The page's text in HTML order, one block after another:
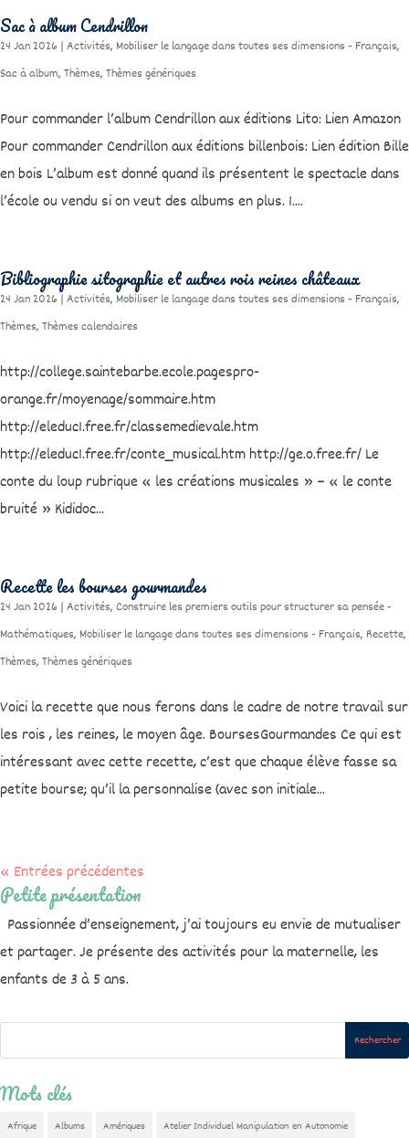
Sac à album Cendrillon
24 Jan 2026 | Activités, Mobiliser le langage dans toutes ses dimensions - Français,
Sac à album, Thèmes, Thèmes génériques
Pour commander l’album Cendrillon aux éditions Lito: Lien Amazon
Pour commander Cendrillon aux éditions billenbois: Lien édition Bille
en bois L’album est donné quand ils présentent le spectacle dans
l’école ou vendu si on veut des albums en plus. 1....
Bibliographie sitographie et autres rois reines châteaux
24 Jan 2026 | Activités, Mobiliser le langage dans toutes ses dimensions - Français,
Thèmes, Thèmes calendaires
http://college.saintebarbe.ecole.pagespro-
orange.fr/moyenage/sommaire.htm
http://eleduc1.free.fr/classemedievale.htm
http://eleduc1.free.fr/conte_musical.htm http://ge.o.free.fr/ Le
conte du loup rubrique « les créations musicales » – « le conte
bruité » Kididoc...
Recette les bourses gourmandes
24 Jan 2026 | Activités, Construire les premiers outils pour structurer sa pensée -
Mathématiques, Mobiliser le langage dans toutes ses dimensions - Français, Recette,
Thèmes, Thèmes génériques
Voici la recette que nous ferons dans le cadre de notre travail sur
les rois , les reines, le moyen âge. BoursesGourmandes Ce qui est
intéressant avec cette recette, c’est que chaque élève fasse sa
petite bourse; qu’il la personnalise (avec son initiale...
« Entrées précédentes
Petite présentation
Passionnée d’enseignement, j’ai toujours eu envie de mutualiser
et partager. Je présente des activités pour la maternelle, les
enfants de 3 à 5 ans.
Mots clés
Afrique Albums Amériques Atelier Individuel Manipulation en Autonomie